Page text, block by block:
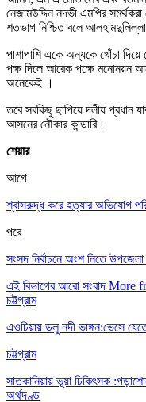
নেজামউদ্দিন নদভী এমপির
শতভাগ নিশ্চিত বলে
পাশাপাশি একে অন্যকে খোঁচা
পক্ষ দিলে আরেক পক্ষে মনোনয়ন
অনেকেই ।
তবে সবকিছু ছাপিয়ে দলীয় প্রধান
আসনের নৌকার কান্ডারি।
শেয়ার
আগে
শ্বাসরুদ্ধ করে হত্যার অভিযোগ
পরে
সংসদ নির্বাচনে অংশ নিতে
এই বিভাগের আরো সংবাদ More
চট্টগ্রাম
এওচিয়ায় ডলু নদী ভাঙ্গন:ভেসে
চট্টগ্রাম
সাতকানিয়ায় ভূয়া চিকিৎসক
অর্থদণ্ড